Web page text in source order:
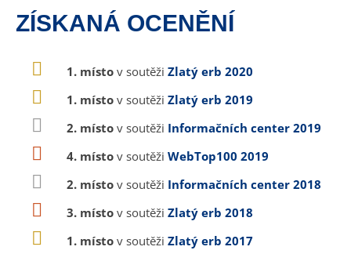
ZÍSKANÁ OCENĚNÍ
1. místo v soutěži Zlatý erb 2020
1. místo v soutěži Zlatý erb 2019
2. místo v soutěži Informačních center 2019
4. místo v soutěži WebTop100 2019
2. místo v soutěži Informačních center 2018
3. místo v soutěži Zlatý erb 2018
1. místo v soutěži Zlatý erb 2017